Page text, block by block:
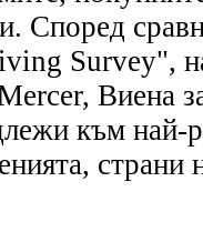
Според
Survey",
Виена
към най-
страни